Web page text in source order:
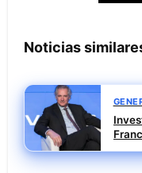
Noticias